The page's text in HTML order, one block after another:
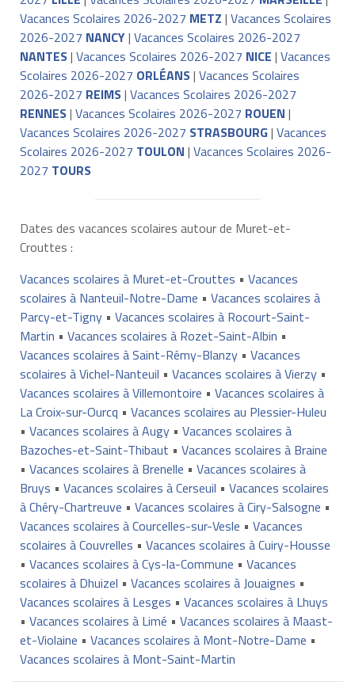
Vacances Scolaires 2026-2027 METZ | Vacances Scolaires
2026-2027 NANCY| Vacances Scolaires 2026-2027
NANTES| Vacances Scolaires 2026-2027 NICE | Vacances
Scolaires 2026-2027 ORLÉANS| Vacances Scolaires
2026-2027 REIMS| Vacances Scolaires 2026-2027
RENNES| Vacances Scolaires 2026-2027 ROUEN |
Vacances Scolaires 2026-2027 STRASBOURG| Vacances
Scolaires 2026-2027 TOULON | Vacances Scolaires 2026-
2027 TOURS
Dates des vacances scolaires autour de Muret-et-
Crouttes :
Vacances scolaires à Muret-et-Crouttes • Vacances
scolaires à Nanteuil-Notre-Dame • Vacances scolaires à
Parcy-et-Tigny• Vacances scolaires à Rocourt-Saint-
Martin • Vacances scolaires à Rozet-Saint-Albin •
Vacances scolaires à Saint-Rémy-Blanzy• Vacances
scolaires à Vichel-Nanteuil • Vacances scolaires à Vierzy•
Vacances scolaires à Villemontoire • Vacances scolaires à
La Croix-sur-Ourcq • Vacances scolaires au Plessier-Huleu
• Vacances scolaires à Augy• Vacances scolaires à
Bazoches-et-Saint-Thibaut • Vacances scolaires à Braine
• Vacances scolaires à Brenelle • Vacances scolaires à
Bruys • Vacances scolaires à Cerseuil • Vacances scolaires
à Chéry-Chartreuve • Vacances scolaires à Ciry-Salsogne •
Vacances scolaires à Courcelles-sur-Vesle • Vacances
scolaires à Couvrelles • Vacances scolaires à Cuiry-Housse
• Vacances scolaires à Cys-la-Commune • Vacances
scolaires à Dhuizel • Vacances scolaires à Jouaignes •
Vacances scolaires à Lesges • Vacances scolaires à Lhuys
• Vacances scolaires à Limé • Vacances scolaires à Maast-
et-Violaine • Vacances scolaires à Mont-Notre-Dame •
Vacances scolaires à Mont-Saint-Martin